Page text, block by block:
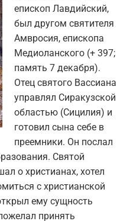
епископ Лавдийский,
был другом святителя
Амвросия, епископа
Медиоланского (+ 397;
память 7 декабря).
Отец святого Вассиана
управлял Сиракузской
областью (Сицилия) и
готовил сына себе в
преемники. Он послал
Святой
о христианах, хотел
с христианской
ему сущность
принять